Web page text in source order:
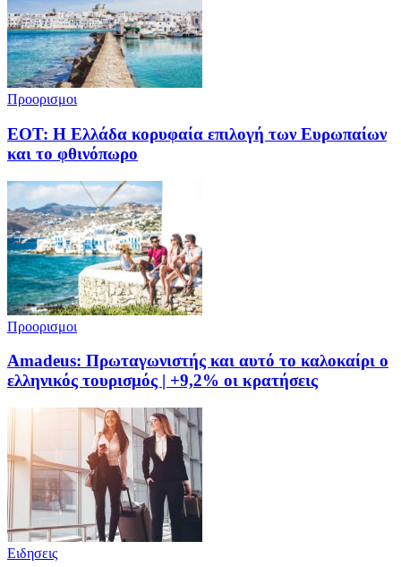
Προορισμοι
ΕΟΤ: Η Ελλάδα κορυφαία επιλογή των Ευρωπαίων
και το φθινόπωρο
Προορισμοι
Amadeus: Πρωταγωνιστής και αυτό το καλοκαίρι ο
ελληνικός τουρισμός | +9,2% οι κρατήσεις
Ειδησεις